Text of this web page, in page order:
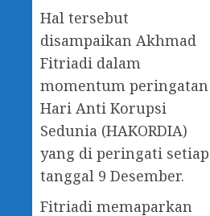
Hal tersebut
disampaikan Akhmad
Fitriadi dalam
momentum peringatan
Hari Anti Korupsi
Sedunia (HAKORDIA)
yang di peringati setiap
tanggal 9 Desember.
Fitriadi memaparkan